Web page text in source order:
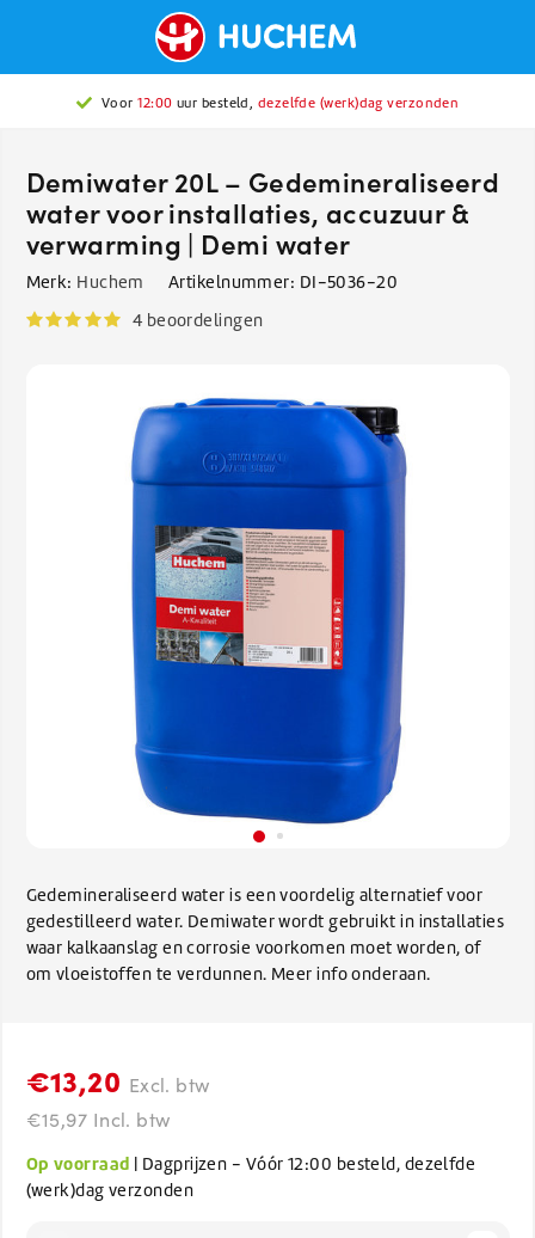
Voor12:00 uur besteld, dezelfde (werk)dag verzonden
Gratis verzendingvanaf €150
Demiwater 20L – Gedemineraliseerd
water voor installaties, accuzuur &
verwarming | Demi water
Merk: Huchem Artikelnummer: DI-5036-20
4 beoordelingen
Gedemineraliseerd water is een voordelig alternatief voor
gedestilleerd water. Demiwater wordt gebruikt in installaties
waar kalkaanslag en corrosie voorkomen moet worden, of
om vloeistoffen te verdunnen. Meer info onderaan.
€13,20 Excl. btw
€15,97 Incl. btw
Op voorraad | Dagprijzen - Vóór 12:00 besteld, dezelfde
(werk)dag verzonden